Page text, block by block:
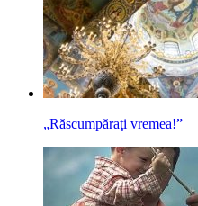
„Răscumpăraţi vremea!”